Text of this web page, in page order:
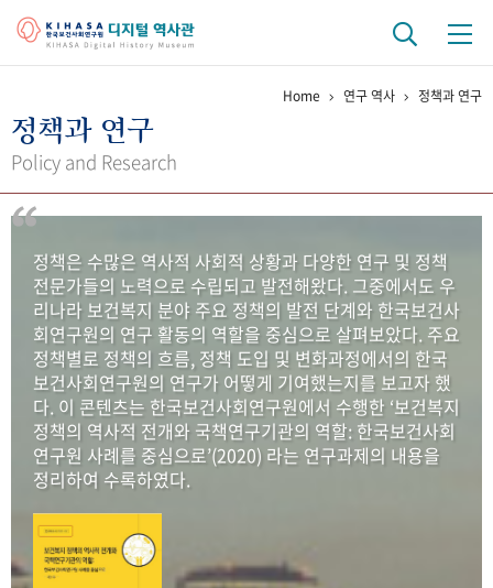
걸어온 길 기관 변천사
연구 역사
정책과 연구 키워드로 보는 연구 역사
연구자들
간행물 변천사
기록물 아카이브
사진 아카이브 문서 기록물 행정박물 영상 기록물
50+1주년 기념
성과 50선 숫자로 보는 50년
세계와 함께 한 KIHASA
Home 연구 역사 정책과 연구
정책과 연구
Policy and Research
정책은 수많은 역사적 사회적 상황과 다양한 연구 및 정책
전문가들의 노력으로 수립되고 발전해왔다. 그중에서도 우
리나라 보건복지 분야 주요 정책의 발전 단계와 한국보건사
회연구원의 연구 활동의 역할을 중심으로 살펴보았다. 주요
정책별로 정책의 흐름, 정책 도입 및 변화과정에서의 한국
보건사회연구원의 연구가 어떻게 기여했는지를 보고자 했
다. 이 콘텐츠는 한국보건사회연구원에서 수행한 ‘보건복지
정책의 역사적 전개와 국책연구기관의 역할: 한국보건사회
연구원 사례를 중심으로’(2020) 라는 연구과제의 내용을
정리하여 수록하였다.